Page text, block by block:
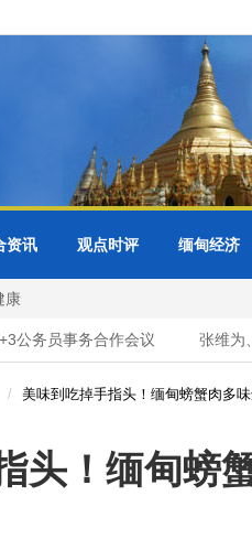
资讯 观点时评 缅甸经济
康
员事务合作会议 张维为、
美味到吃掉手指头！缅甸螃蟹肉多
头！缅甸螃